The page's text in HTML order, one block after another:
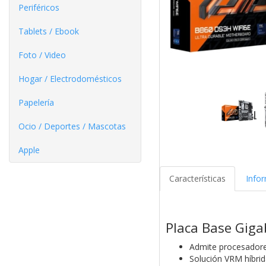
Periféricos
Tablets / Ebook
Foto / Video
Hogar / Electrodomésticos
Papelería
Ocio / Deportes / Mascotas
Apple
Características
Placa Base
Admite
Solución VRM